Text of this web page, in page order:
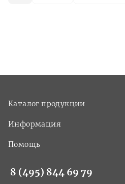
Каталог продукции
Информация
Помощь
8 (495) 844 69 79